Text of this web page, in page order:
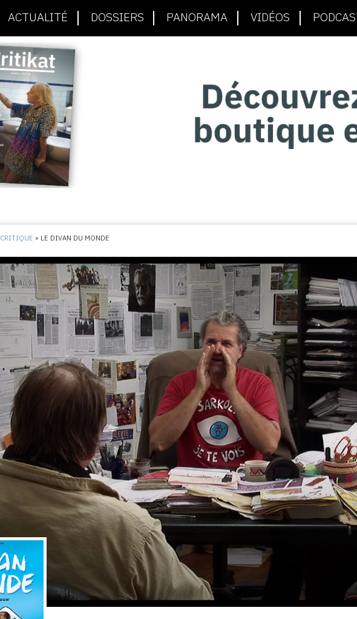
ACTUALITÉ DOSSIERS PANORAMA VIDÉOS
CRITIQUE » LE DIVAN DU MONDE